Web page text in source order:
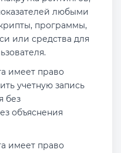
любыми
программы,
или средства для
имеет право
учетную запись
без
объяснения
имеет право